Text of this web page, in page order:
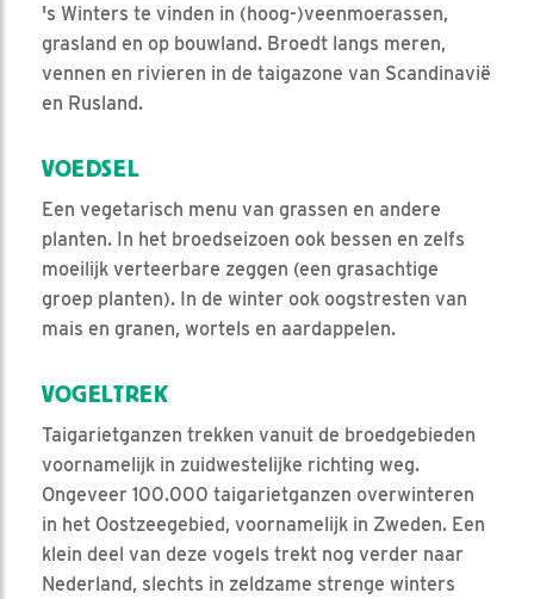
's Winters te vinden in (hoog-)veenmoerassen,
grasland en op bouwland. Broedt langs meren,
vennen en rivieren in de taigazone van Scandinavië
en Rusland.
VOEDSEL
Een vegetarisch menu van grassen en andere
planten. In het broedseizoen ook bessen en zelfs
moeilijk verteerbare zeggen (een grasachtige
groep planten). In de winter ook oogstresten van
mais en granen, wortels en aardappelen.
VOGELTREK
Taigarietganzen trekken vanuit de broedgebieden
voornamelijk in zuidwestelijke richting weg.
Ongeveer 100.000 taigarietganzen overwinteren
in het Oostzeegebied, voornamelijk in Zweden. Een
klein deel van deze vogels trekt nog verder naar
Nederland, slechts in zeldzame strenge winters